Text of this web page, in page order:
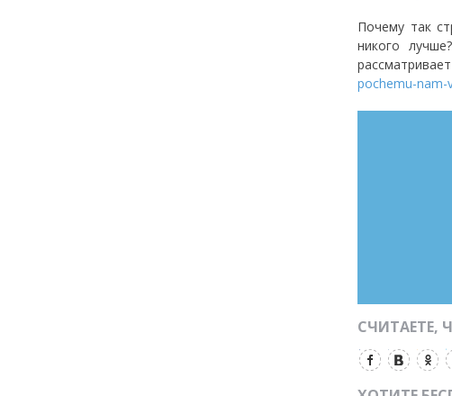
Почему так
никого
pochemu-nam-
СЧИТАЕТЕ,